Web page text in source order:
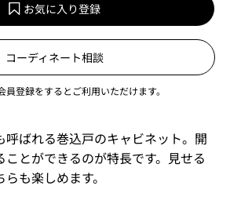
お気に入り登録
コーディネート相談
登録をするとご利用いただけます。
呼ばれる巻込戸のキャビネット。開
ことができるのが特長です。見せる
も楽しめます。